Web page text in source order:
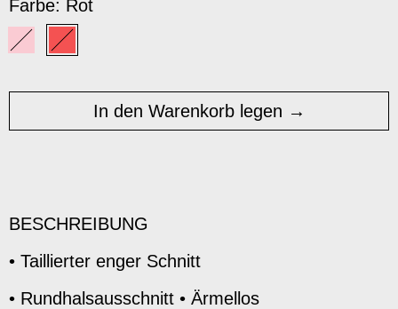
Farbe: Rot
RosaRot
In den Warenkorb legen
BESCHREIBUNG
• Taillierter enger Schnitt
• Rundhalsausschnitt • Ärmellos